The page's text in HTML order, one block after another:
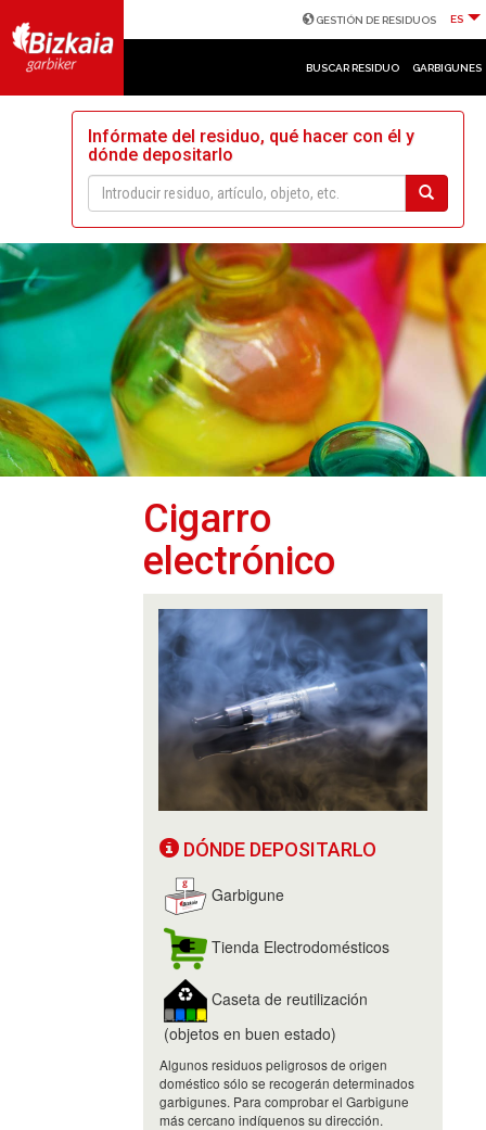
GESTIÓN DE RESIDUOS ES
BUSCAR RESIDUO GARBIGUNES
Infórmate del residuo, qué hacer con él y
dónde depositarlo
Cigarro
electrónico
DÓNDE DEPOSITARLO
Garbigune
Tienda Electrodomésticos
Caseta de reutilización
(objetos en buen estado)
Algunos residuos peligrosos de origen
doméstico sólo se recogerán determinados
garbigunes. Para comprobar el Garbigune
más cercano indíquenos su dirección.